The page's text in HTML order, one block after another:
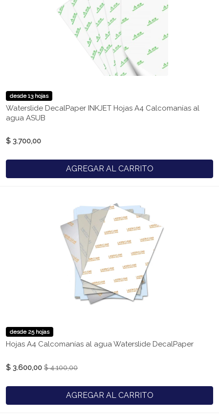
desde 13 hojas
Waterslide DecalPaper INKJET Hojas A4 Calcomanías al
agua ASUB
$ 3.700,00
AGREGAR AL CARRITO
desde 25 hojas
Hojas A4 Calcomanías al agua Waterslide DecalPaper
$ 3.600,00 $ 4.100,00
AGREGAR AL CARRITO